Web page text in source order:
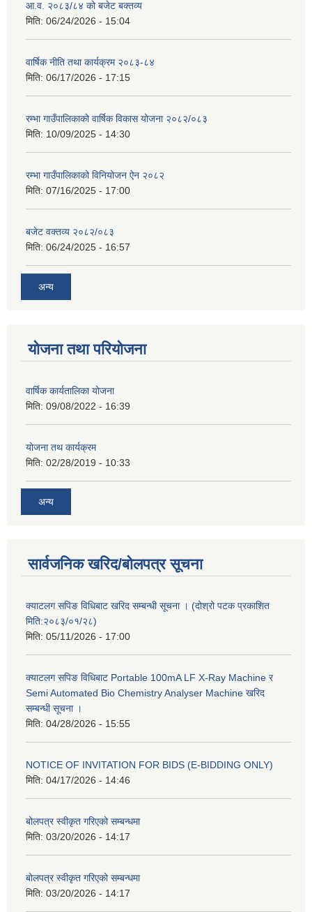
आ.व. २०८३/८४ को बजेट बक्तव्य
मिति: 06/24/2026 - 15:04
वार्षिक नीति तथा कार्यक्रम २०८३-८४
मिति: 06/17/2026 - 17:15
रम्भा गाउँपालिकाको वार्षिक विकास योजना २०८२/०८३
मिति: 10/09/2025 - 14:30
रम्भा गाउँपालिकाको विनियोजन ऐन २०८२
मिति: 07/16/2025 - 17:00
बजेट वक्तव्य २०८२/०८३
मिति: 06/24/2025 - 16:57
अन्य
योजना तथा परियोजना
वार्षिक कार्यतालिका योजना
मिति: 09/08/2022 - 16:39
योजना तथ कार्यक्रम
मिति: 02/28/2019 - 10:33
अन्य
सार्वजनिक खरिद/बोलपत्र सूचना
क्याटलग सपिङ विधिबाट खरिद सम्बन्धी सूचना । (दोश्रो पटक प्रकाशित
मिति:२०८३/०१/२८)
मिति: 05/11/2026 - 17:00
क्याटलग सपिङ विधिबाट Portable 100mA LF X-Ray Machine र
Semi Automated Bio Chemistry Analyser Machine खरिद
सम्बन्धी सूचना ।
मिति: 04/28/2026 - 15:55
NOTICE OF INVITATION FOR BIDS (E-BIDDING ONLY)
मिति: 04/17/2026 - 14:46
बोलपत्र स्वीकृत गरिएको सम्बन्धमा
मिति: 03/20/2026 - 14:17
बोलपत्र स्वीकृत गरिएको सम्बन्धमा
मिति: 03/20/2026 - 14:17